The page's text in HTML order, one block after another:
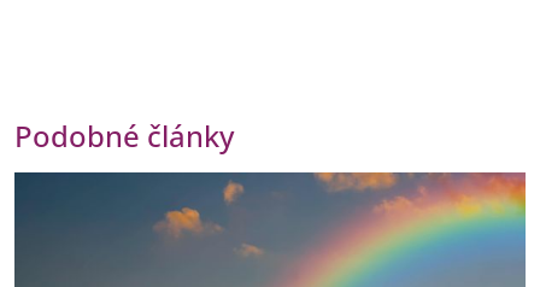
Podobné články